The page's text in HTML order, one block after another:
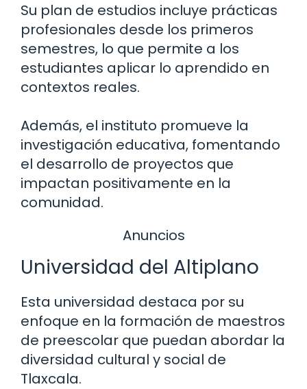
Su plan de estudios incluye prácticas
profesionales desde los primeros
semestres, lo que permite a los
estudiantes aplicar lo aprendido en
contextos reales.
Además, el instituto promueve la
investigación educativa, fomentando
el desarrollo de proyectos que
impactan positivamente en la
comunidad.
Anuncios
Universidad del Altiplano
Esta universidad destaca por su
enfoque en la formación de maestros
de preescolar que puedan abordar la
diversidad cultural y social de
Tlaxcala.